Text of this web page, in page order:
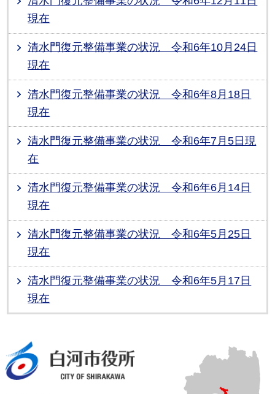
現在
清水門復元整備事業の状況 令和6年10月24日
現在
清水門復元整備事業の状況 令和6年8月18日
現在
清水門復元整備事業の状況 令和6年7月5日現
在
清水門復元整備事業の状況 令和6年6月14日
現在
清水門復元整備事業の状況 令和6年5月25日
現在
清水門復元整備事業の状況 令和6年5月17日
現在